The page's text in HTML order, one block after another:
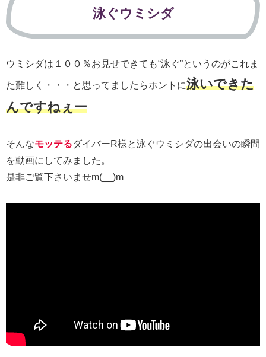
泳ぐウミシダ
ウミシダは１００％お見せできても“泳ぐ”というのがこれま
た難しく・・・と思ってましたらホントに泳いできた
んですねぇー
そんなモッテるダイバーR様と泳ぐウミシダの出会いの瞬間
を動画にしてみました。
是非ご覧下さいませm(__)m